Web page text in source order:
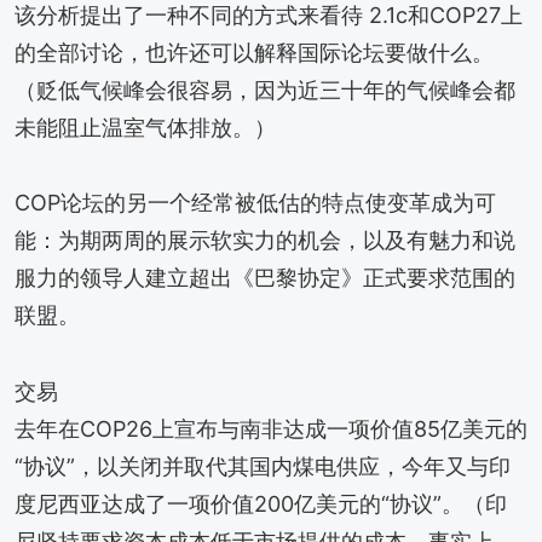
该分析提出了一种不同的方式来看待 2.1c和COP27上
的全部讨论，也许还可以解释国际论坛要做什么。
（贬低气候峰会很容易，因为近三十年的气候峰会都
未能阻止温室气体排放。）
COP论坛的另一个经常被低估的特点使变革成为可
能：为期两周的展示软实力的机会，以及有魅力和说
服力的领导人建立超出《巴黎协定》正式要求范围的
联盟。
交易
去年在COP26上宣布与南非达成一项价值85亿美元的
“协议”，以关闭并取代其国内煤电供应，今年又与印
度尼西亚达成了一项价值200亿美元的“协议”。（印